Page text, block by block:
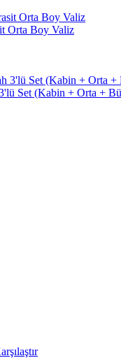
Orta Boy Valiz
Set (Kabin + Orta +